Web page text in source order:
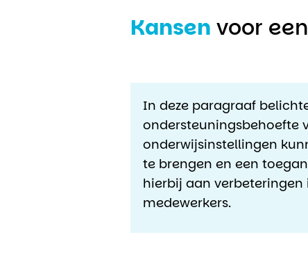
Kansen voor
In deze paragraaf
ondersteuningsbehoefte
onderwijsinstellingen
te brengen en een
hierbij aan
medewerkers.